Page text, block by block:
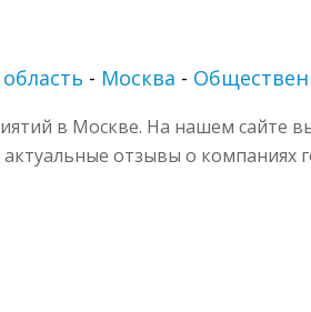
- Москва -
в Москве. На нашем сайте
отзывы о компаниях